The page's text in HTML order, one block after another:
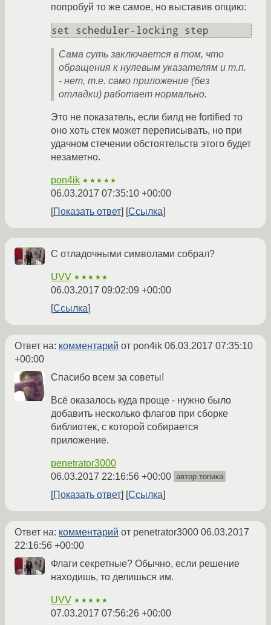
попробуй то же самое, но выставив опцию:
Сама суть заключается в том, что
обращения к нулевым указателям и т.п.
- нет, т.е. само приложение (без
отладки) работает нормально.
Это не показатель, если билд не fortified то
оно хоть стек может переписывать, но при
удачном стечении обстоятельств этого будет
незаметно.
pon4ik ★★★★★
06.03.2017 07:35:10 +00:00
Показать ответ
Ссылка
С отладочными символами собрал?
UVV ★★★★★
06.03.2017 09:02:09 +00:00
Ссылка
Ответ на: комментарий от pon4ik 06.03.2017 07:35:10
+00:00
Спасибо всем за советы!
Всё оказалось куда проще - нужно было
добавить несколько флагов при сборке
библиотек, с которой собирается
приложение.
penetrator3000
06.03.2017 22:16:56 +00:00 автор топика
Показать ответ Ссылка
Ответ на: комментарий от penetrator3000 06.03.2017
22:16:56 +00:00
Флаги секретные? Обычно, если решение
находишь, то делишься им.
UVV ★★★★★
07.03.2017 07:56:26 +00:00